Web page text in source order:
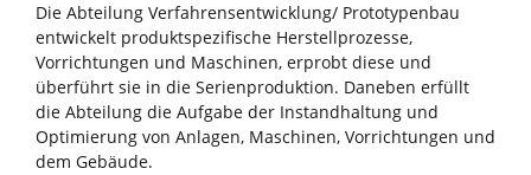
Die Abteilung Verfahrensentwicklung/ Prototypenbau
entwickelt produktspezifische Herstellprozesse,
Vorrichtungen und Maschinen, erprobt diese und
überführt sie in die Serienproduktion. Daneben erfüllt
die Abteilung die Aufgabe der Instandhaltung und
Optimierung von Anlagen, Maschinen, Vorrichtungen und
dem Gebäude.